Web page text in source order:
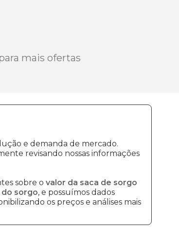
mais ofertas
e demanda de mercado.
revisando nossas informações
sobre o valor da saca de sorgo
sorgo, e possuímos dados
os preços e análises mais